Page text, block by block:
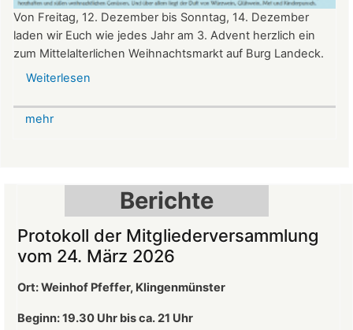
Von Freitag, 12. Dezember bis Sonntag, 14. Dezember
laden wir Euch wie jedes Jahr am 3. Advent herzlich ein
zum Mittelalterlichen Weihnachtsmarkt auf Burg Landeck.
Weiterlesen
Landeck
mehr
Berichte
Protokoll der Mitgliederversammlung
vom 24. März 2026
Ort: Weinhof Pfeffer, Klingenmünster
Beginn: 19.30 Uhr bis ca. 21 Uhr